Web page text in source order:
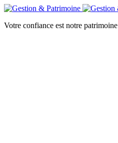
Votre confiance est notre patrimoine